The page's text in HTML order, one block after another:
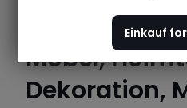
Möbel,
Dekoration,
Einkauf